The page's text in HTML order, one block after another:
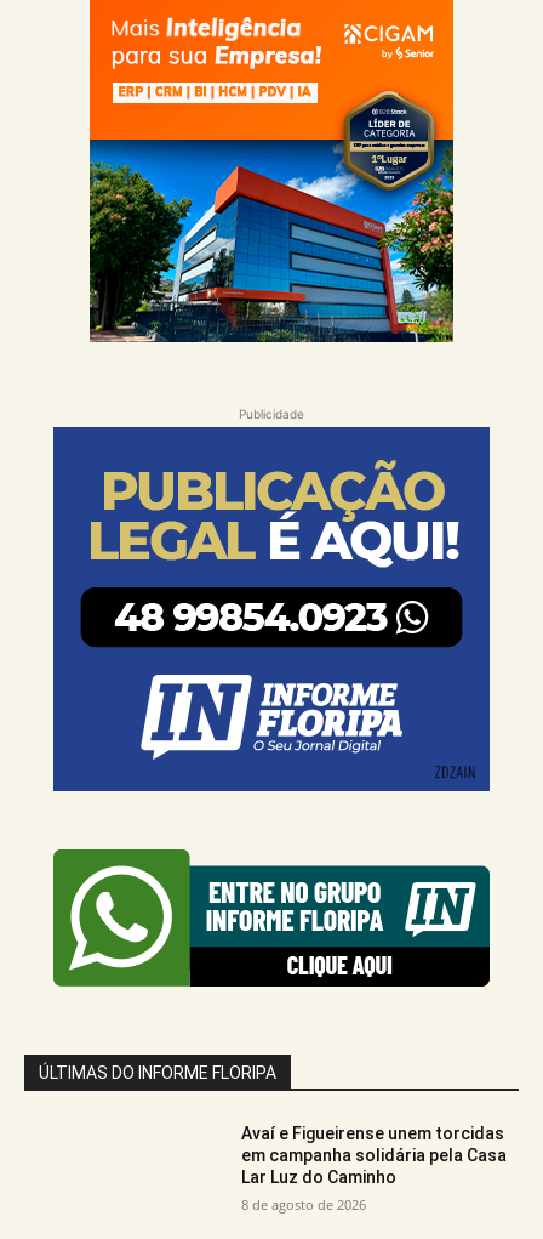
Publicidade
ÚLTIMAS DO INFORME FLORIPA
Avaí e Figueirense unem torcidas
em campanha solidária pela Casa
Lar Luz do Caminho
8 de agosto de 2026